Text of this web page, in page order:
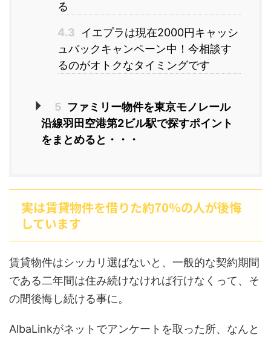
る
4.3
イエプラは現在2000円キャッシ
ュバックキャンペーン中！今相談す
るのがオトクなタイミングです
5 ファミリー物件を東京モノレール
沿線羽田空港第2ビル駅で探すポイント
をまとめると・・・
実は賃貸物件を借りた約70％の人が後悔
しています
賃貸物件はシッカリ選ばないと、一般的な契約期間
である二年間は住み続けなければ行けなくって、そ
の間後悔し続ける事に。
AlbaLinkがネットでアンケートを取った所、なんと